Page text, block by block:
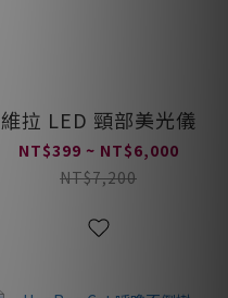
維拉 LED 頸部美光儀
NT$399 ~ NT$6,000
NT$7,200